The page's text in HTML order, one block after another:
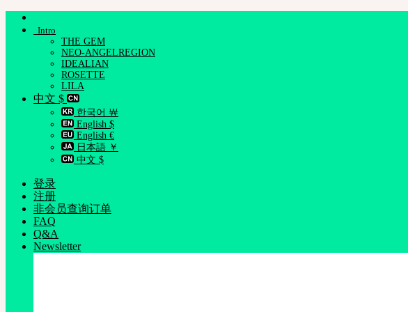
Intro
THE GEM
NEO-ANGELREGION
IDEALIAN
ROSETTE
LILA
中文 $
한국어 ￦
English $
English €
日本語 ￥
中文 $
登录
注册
非会员查询订单
FAQ
Q&A
Newsletter